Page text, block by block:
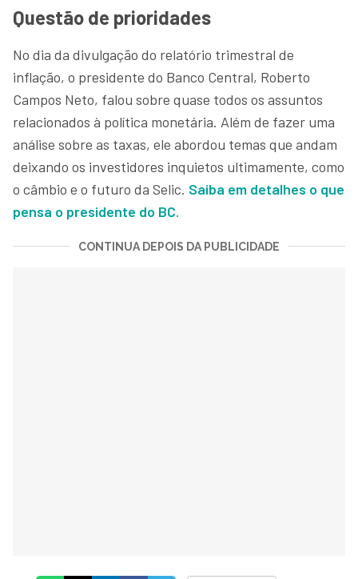
Questão de prioridades
No dia da divulgação do relatório trimestral de
inflação, o presidente do Banco Central, Roberto
Campos Neto, falou sobre quase todos os assuntos
relacionados à política monetária. Além de fazer uma
análise sobre as taxas, ele abordou temas que andam
deixando os investidores inquietos ultimamente, como
o câmbio e o futuro da Selic. Saiba em detalhes o que
pensa o presidente do BC.
CONTINUA DEPOIS DA PUBLICIDADE